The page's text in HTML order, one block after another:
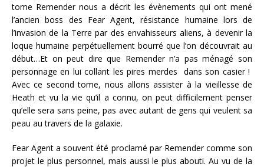
tome Remender nous a décrit les évènements qui ont mené
l’ancien boss des Fear Agent, résistance humaine lors de
l’invasion de la Terre par des envahisseurs aliens, à devenir la
loque humaine perpétuellement bourré que l’on découvrait au
début…Et on peut dire que Remender n’a pas ménagé son
personnage en lui collant les pires merdes dans son casier !
Avec ce second tome, nous allons assister à la vieillesse de
Heath et vu la vie qu’il a connu, on peut difficilement penser
qu’elle sera sans peine, pas avec autant de gens qui veulent sa
peau au travers de la galaxie.
Fear Agent a souvent été proclamé par Remender comme son
projet le plus personnel, mais aussi le plus abouti. Au vu de la